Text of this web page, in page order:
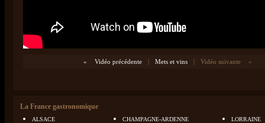
« Vidéo précédente | Mets et vins | Vidéo suivante »
La France gastronomique
ALSACE
CHAMPAGNE-ARDENNE
LORRAINE